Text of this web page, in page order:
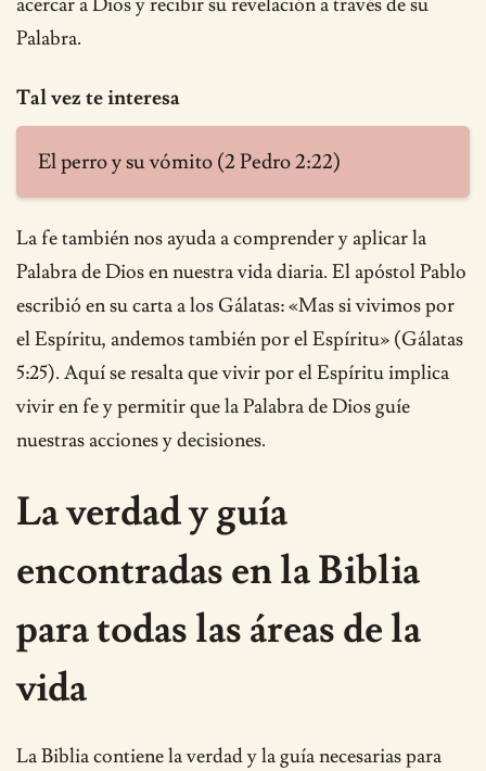
acercar a Dios y recibir su revelación a través de su
Palabra.
Tal vez te interesa
El perro y su vómito (2 Pedro 2:22)
La fe también nos ayuda a comprender y aplicar la
Palabra de Dios en nuestra vida diaria. El apóstol Pablo
escribió en su carta a los Gálatas: «Mas si vivimos por
el Espíritu, andemos también por el Espíritu» (Gálatas
5:25). Aquí se resalta que vivir por el Espíritu implica
vivir en fe y permitir que la Palabra de Dios guíe
nuestras acciones y decisiones.
La verdad y guía
encontradas en la Biblia
para todas las áreas de la
vida
La Biblia contiene la verdad y la guía necesarias para